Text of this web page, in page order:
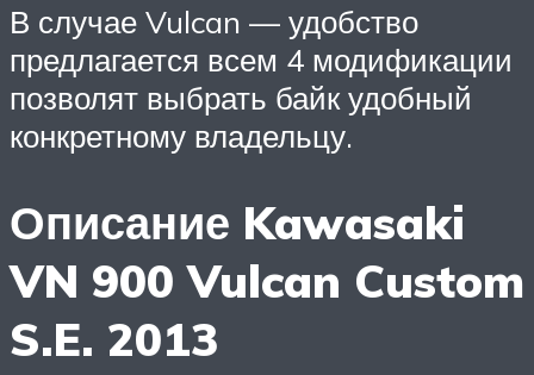
В случае Vulcan — удобство
предлагается всем 4 модификации
позволят выбрать байк удобный
конкретному владельцу.
Описание Kawasaki
VN 900 Vulcan Custom
S.E. 2013